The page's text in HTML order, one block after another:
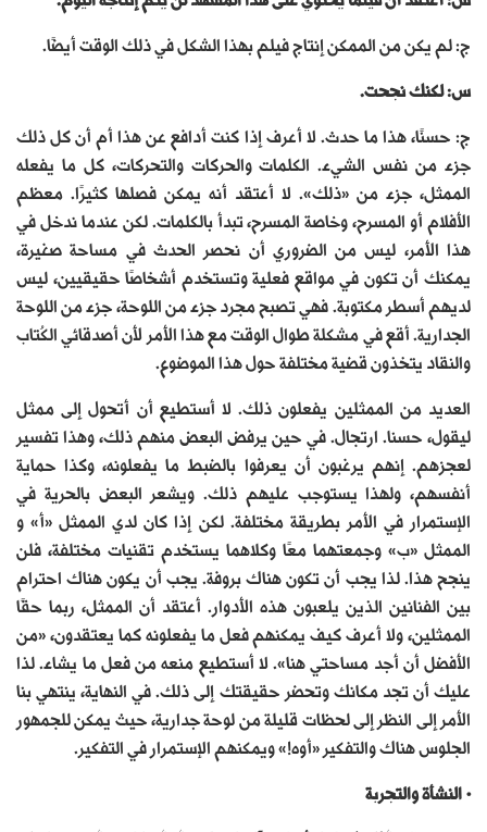
ج: لم يكن من الممكن إنتاج فيلم بهذا الشكل في ذلك الوقت أيضًا.
س: لكنك نجحت.
ج: حسنًا، هذا ما حدث. لا أعرف إذا كنت أدافع عن هذا أم أن كل ذلك
جزء من نفس الشيء. الكلمات والحركات والتحركات، كل ما يفعله
الممثل، جزء من «ذلك». لا أعتقد أنه يمكن فصلها كثيرًا. معظم
الأفلام أو المسرح، وخاصة المسرح، تبدأ بالكلمات. لكن عندما ندخل في
هذا الأمر، ليس من الضروري أن نحصر الحدث في مساحة صغيرة،
يمكنك أن تكون في مواقع فعلية وتستخدم أشخاصًا حقيقيين، ليس
لديهم أسطر مكتوبة. فهي تصبح مجرد جزء من اللوحة، جزء من اللوحة
الجدارية. أقع في مشكلة طوال الوقت مع هذا الأمر لأن أصدقائي الكُتاب
والنقاد يتخذون قضية مختلفة حول هذا الموضوع.
العديد من الممثلين يفعلون ذلك. لا أستطيع أن أتحول إلى ممثل
ليقول، حسنا. ارتجال. في حين يرفض البعض منهم ذلك، وهذا تفسير
لعجزهم. إنهم يرغبون أن يعرفوا بالضبط ما يفعلونه، وكذا حماية
أنفسهم، ولهذا يستوجب عليهم ذلك. ويشعر البعض بالحرية في
الإستمرار في الأمر بطريقة مختلفة. لكن إذا كان لدي الممثل «أ» و
الممثل «ب» وجمعتهما معًا وكلاهما يستخدم تقنيات مختلفة، فلن
ينجح هذا. لذا يجب أن تكون هناك بروفة. يجب أن يكون هناك احترام
بين الفنانين الذين يلعبون هذه الأدوار. أعتقد أن الممثل، ربما حقًا
الممثلين، ولا أعرف كيف يمكنهم فعل ما يفعلونه كما يعتقدون، «من
الأفضل أن أجد مساحتي هنا». لا أستطيع منعه من فعل ما يشاء. لذا
عليك أن تجد مكانك وتحضر حقيقتك إلى ذلك. في النهاية، ينتهي بنا
الأمر إلى النظر إلى لحظات قليلة من لوحة جدارية، حيث يمكن للجمهور
الجلوس هناك والتفكير «أوه!» ويمكنهم الإستمرار في التفكير.
• النشأة والتجربة